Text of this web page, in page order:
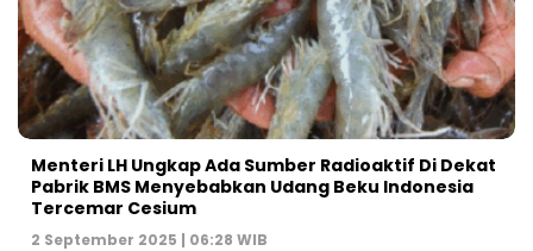
Menteri LH Ungkap Ada Sumber Radioaktif Di Dekat
Pabrik BMS Menyebabkan Udang Beku Indonesia
Tercemar Cesium
2 September 2025 | 06:28 WIB